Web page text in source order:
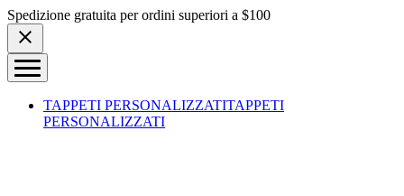
Skip to content
Spedizione gratuita per ordini superiori a $100
TAPPETI PERSONALIZZATITAPPETI
PERSONALIZZATI